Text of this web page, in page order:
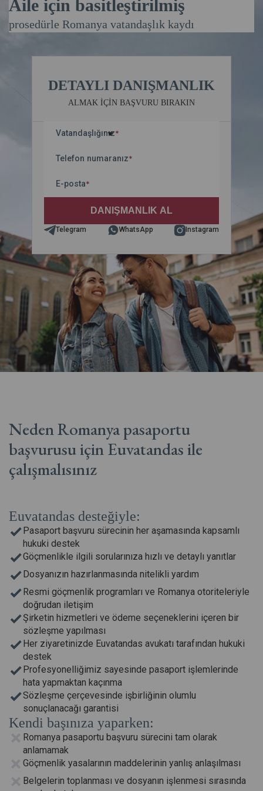
Aile için basitleştirilmiş
prosedürle Romanya vatandaşlık kaydı
DETAYLI DANIŞMANLIK
ALMAK IÇIN BAŞVURU BIRAKIN
Vatandaşlığınız*
Telefon numaranız*
E-posta*
Telegram WhatsApp Instagram
Neden Romanya pasaportu
başvurusuiçin Euvatandas ile
çalışmalısınız
Kendi başınıza yaparken:
Romanya pasaportu başvuru sürecini tam olarak
anlamamak
Göçmenlik yasalarının maddelerinin yanlış anlaşılması
Belgelerin toplanması ve dosyanın işlenmesi sırasında
Euvatandas desteğiyle:
Pasaport başvuru sürecinin her aşamasında kapsamlı
hukuki destek
Göçmenlikle ilgili sorularınıza hızlı ve detaylı yanıtlar
Dosyanızın hazırlanmasında nitelikli yardım
Resmi göçmenlik programları ve Romanya otoriteleriyle
doğrudan iletişim
Şirketin hizmetleri ve ödeme seçeneklerini içeren bir
sözleşme yapılması
Her ziyaretinizde Euvatandas avukatı tarafından hukuki
destek
Profesyonelliğimiz sayesinde pasaport işlemlerinde
hata yapmaktan kaçınma
Sözleşme çerçevesinde işbirliğinin olumlu
sonuçlanacağı garantisi